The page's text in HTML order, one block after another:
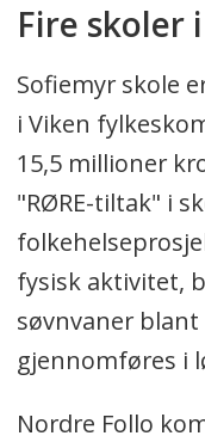
De
for
Fire skoler
Sofiemyr skole
i Viken
15,5 millioner
"RØRE-tiltak" i
fysisk aktivitet,
søvnvaner blant
gjennomføres i
Nordre Follo